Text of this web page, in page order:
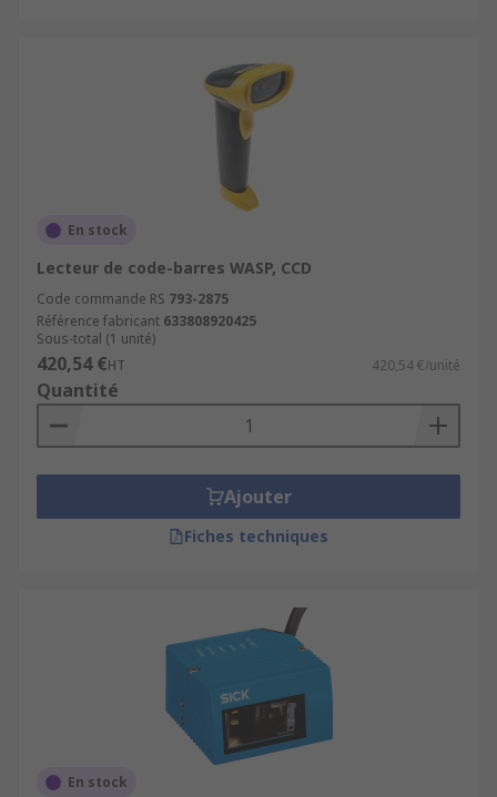
En stock
Lecteur de code-barres WASP, CCD
Code commande RS 793-2875
Référence fabricant 633808920425
Sous-total (1 unité)
420,54 €HT 420,54 €/unité
Quantité
Ajouter
Fiches techniques
En stock